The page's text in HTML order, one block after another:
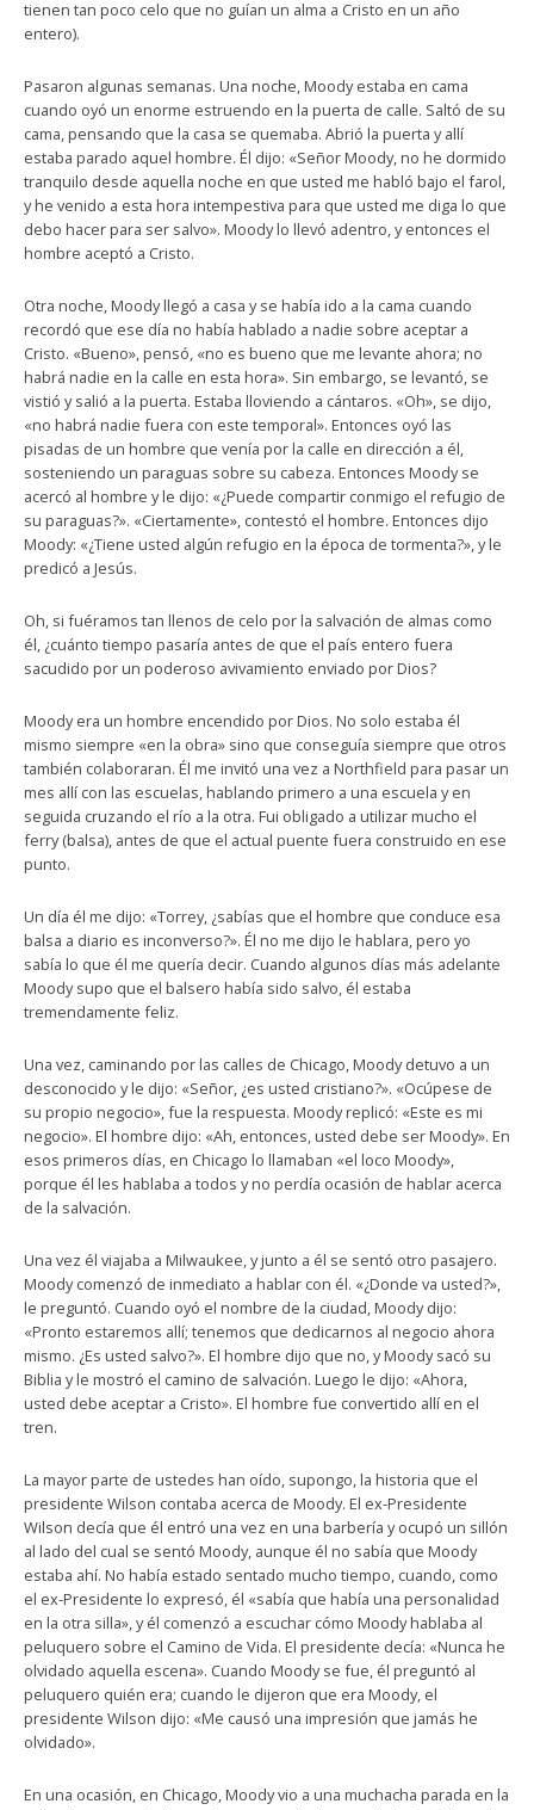
tienen tan poco celo que no guían un alma a Cristo en un año
entero).
Pasaron algunas semanas. Una noche, Moody estaba en cama
cuando oyó un enorme estruendo en la puerta de calle. Saltó de su
cama, pensando que la casa se quemaba. Abrió la puerta y allí
estaba parado aquel hombre. Él dijo: «Señor Moody, no he dormido
tranquilo desde aquella noche en que usted me habló bajo el farol,
y he venido a esta hora intempestiva para que usted me diga lo que
debo hacer para ser salvo». Moody lo llevó adentro, y entonces el
hombre aceptó a Cristo.
Otra noche, Moody llegó a casa y se había ido a la cama cuando
recordó que ese día no había hablado a nadie sobre aceptar a
Cristo. «Bueno», pensó, «no es bueno que me levante ahora; no
habrá nadie en la calle en esta hora». Sin embargo, se levantó, se
vistió y salió a la puerta. Estaba lloviendo a cántaros. «Oh», se dijo,
«no habrá nadie fuera con este temporal». Entonces oyó las
pisadas de un hombre que venía por la calle en dirección a él,
sosteniendo un paraguas sobre su cabeza. Entonces Moody se
acercó al hombre y le dijo: «¿Puede compartir conmigo el refugio de
su paraguas?». «Ciertamente», contestó el hombre. Entonces dijo
Moody: «¿Tiene usted algún refugio en la época de tormenta?», y le
predicó a Jesús.
Oh, si fuéramos tan llenos de celo por la salvación de almas como
él, ¿cuánto tiempo pasaría antes de que el país entero fuera
sacudido por un poderoso avivamiento enviado por Dios?
Moody era un hombre encendido por Dios. No solo estaba él
mismo siempre «en la obra» sino que conseguía siempre que otros
también colaboraran. Él me invitó una vez a Northfield para pasar un
mes allí con las escuelas, hablando primero a una escuela y en
seguida cruzando el río a la otra. Fui obligado a utilizar mucho el
ferry (balsa), antes de que el actual puente fuera construido en ese
punto.
Un día él me dijo: «Torrey, ¿sabías que el hombre que conduce esa
balsa a diario es inconverso?». Él no me dijo le hablara, pero yo
sabía lo que él me quería decir. Cuando algunos días más adelante
Moody supo que el balsero había sido salvo, él estaba
tremendamente feliz.
Una vez, caminando por las calles de Chicago, Moody detuvo a un
desconocido y le dijo: «Señor, ¿es usted cristiano?». «Ocúpese de
su propio negocio», fue la respuesta. Moody replicó: «Este es mi
negocio». El hombre dijo: «Ah, entonces, usted debe ser Moody». En
esos primeros días, en Chicago lo llamaban «el loco Moody»,
porque él les hablaba a todos y no perdía ocasión de hablar acerca
de la salvación.
Una vez él viajaba a Milwaukee, y junto a él se sentó otro pasajero.
Moody comenzó de inmediato a hablar con él. «¿Donde va usted?»,
le preguntó. Cuando oyó el nombre de la ciudad, Moody dijo:
«Pronto estaremos allí; tenemos que dedicarnos al negocio ahora
mismo. ¿Es usted salvo?». El hombre dijo que no, y Moody sacó su
Biblia y le mostró el camino de salvación. Luego le dijo: «Ahora,
usted debe aceptar a Cristo». El hombre fue convertido allí en el
tren.
La mayor parte de ustedes han oído, supongo, la historia que el
presidente Wilson contaba acerca de Moody. El ex-Presidente
Wilson decía que él entró una vez en una barbería y ocupó un sillón
al lado del cual se sentó Moody, aunque él no sabía que Moody
estaba ahí. No había estado sentado mucho tiempo, cuando, como
el ex-Presidente lo expresó, él «sabía que había una personalidad
en la otra silla», y él comenzó a escuchar cómo Moody hablaba al
peluquero sobre el Camino de Vida. El presidente decía: «Nunca he
olvidado aquella escena». Cuando Moody se fue, él preguntó al
peluquero quién era; cuando le dijeron que era Moody, el
presidente Wilson dijo: «Me causó una impresión que jamás he
olvidado».
En una ocasión, en Chicago, Moody vio a una muchacha parada en la